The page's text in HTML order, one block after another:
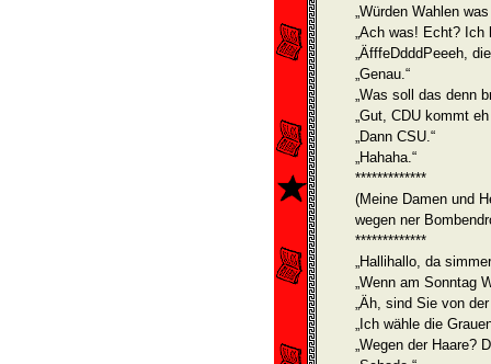
„Würden Wahlen
„Ach was! Echt? Ich
„ÄfffeDdddPeeeh,
„Genau.“
„Was soll das denn
„Gut, CDU kommt
„Dann CSU.“
„Hahaha.“
*************
(Meine Damen und
wegen ner
*************
„Hallihallo, da
„Wenn am Sonntag
„Äh, sind Sie von
„Ich wähle die
„Wegen der Haare?